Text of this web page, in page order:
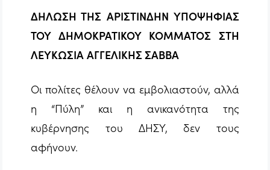
ΔΗΛΩΣΗ ΤΗΣ ΑΡΙΣΤΙΝΔΗΝ ΥΠΟΨΗΦΙΑΣ
ΤΟΥ ΔΗΜΟΚΡΑΤΙΚΟΥ ΚΟΜΜΑΤΟΣ ΣΤΗ
ΛΕΥΚΩΣΙΑ ΑΓΓΕΛΙΚΗΣ ΣΑΒΒΑ
Oι πολίτες θέλουν να εμβολιαστούν, αλλά
η “Πύλη” και η ανικανότητα της
κυβέρνησης του ΔΗΣΥ, δεν τους
αφήνουν.